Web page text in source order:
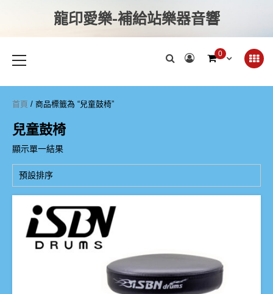
龍印愛樂-補給站樂器音響
0
首頁 / 商品標籤為 “兒童鼓椅”
兒童鼓椅
顯示單一結果